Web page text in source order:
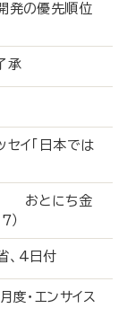
発の優先順位
了承
イ「日本では
？ おとにち金
）
、4日付
・エンサイス